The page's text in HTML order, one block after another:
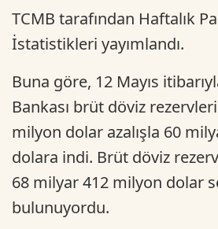
TCMB tarafından Haftalık
İstatistikleri yayımlandı.
Buna göre, 12 Mayıs
Bankası brüt döviz
milyon dolar azalışla 60
dolara indi. Brüt döviz
68 milyar 412 milyon dolar
bulunuyordu.